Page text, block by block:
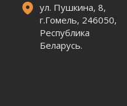
ул. Пушкина, 8,
г.Гомель, 246050,
Республика
Беларусь.